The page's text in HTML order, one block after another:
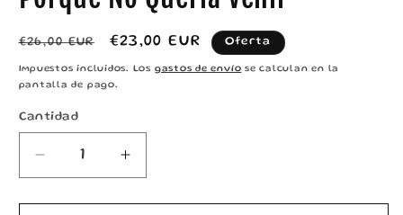
Precio
habitual
€26,00 EUR
Precio
de
oferta
€23,00 EUR Oferta
Impuestos incluidos. Los gastos de envío se calculan en la
pantalla de pago.
Cantidad
Reducir
cantidad
para
Aumentar
cantidad
para